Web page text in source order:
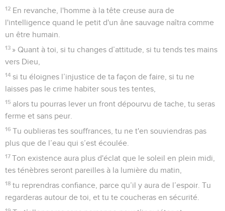
12 En revanche, l'homme à la tête creuse aura de
l'intelligence quand le petit d'un âne sauvage naîtra comme
un être humain.
13 » Quant à toi, si tu changes d’attitude, si tu tends tes mains
vers Dieu,
14 si tu éloignes l’injustice de ta façon de faire, si tu ne
laisses pas le crime habiter sous tes tentes,
15 alors tu pourras lever un front dépourvu de tache, tu seras
ferme et sans peur.
16 Tu oublieras tes souffrances, tu ne t'en souviendras pas
plus que de l’eau qui s’est écoulée.
17 Ton existence aura plus d'éclat que le soleil en plein midi,
tes ténèbres seront pareilles à la lumière du matin,
18 tu reprendras confiance, parce qu’il y aura de l’espoir. Tu
regarderas autour de toi, et tu te coucheras en sécurité.